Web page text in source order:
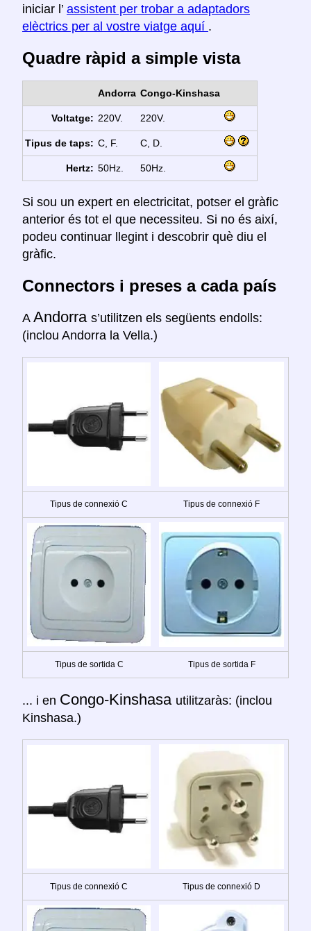
iniciar l’ assistent per trobar a adaptadors
elèctrics per al vostre viatge aquí .
Quadre ràpid a simple vista
Andorra Congo-Kinshasa
Voltatge: 220V. 220V.
Tipus de taps: C, F. C, D.
Hertz: 50Hz. 50Hz.
Si sou un expert en electricitat, potser el gràfic
anterior és tot el que necessiteu. Si no és així,
podeu continuar llegint i descobrir què diu el
gràfic.
Connectors i preses a cada país
A Andorra s’utilitzen els següents endolls:
(inclou Andorra la Vella.)
Tipus de connexió C Tipus de connexió F
Tipus de sortida C Tipus de sortida F
... i en Congo-Kinshasa utilitzaràs: (inclou
Kinshasa.)
Tipus de connexió C Tipus de connexió D